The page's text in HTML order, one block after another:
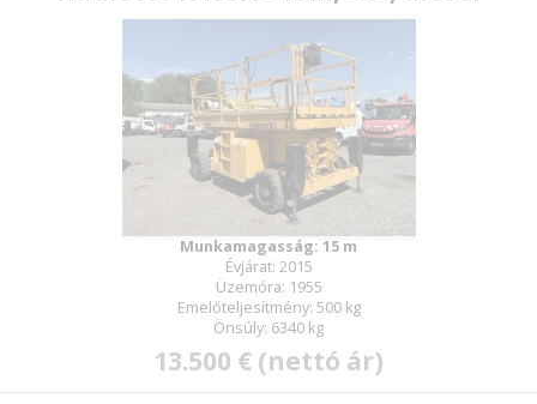
Munkamagasság: 15 m
Évjárat: 2015
Üzemóra: 1955
Emelőteljesítmény: 500 kg
Önsúly: 6340 kg
13.500 € (nettó ár)